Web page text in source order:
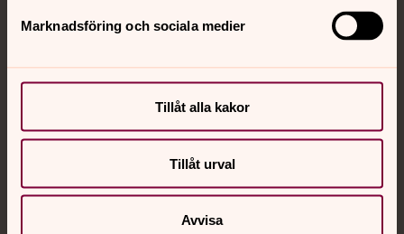
Marknadsföring och sociala medier
Tillåt alla kakor
Tillåt urval
Avvisa
Chatt
Digitalt brev
Svenska kyrkan